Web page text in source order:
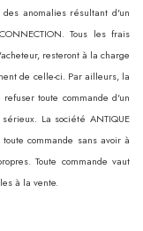
anomalies résultant d'un
Tous les frais
resteront à la charge
de celle-ci. Par ailleurs, la
toute commande d'un
La société ANTIQUE
commande sans avoir à
Toute commande vaut
à la vente.